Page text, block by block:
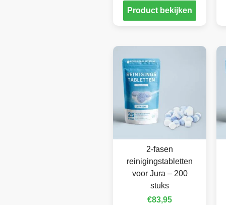
Product bekijken
2-fasen
reinigingstabletten
voor Jura – 200
stuks
€83,95